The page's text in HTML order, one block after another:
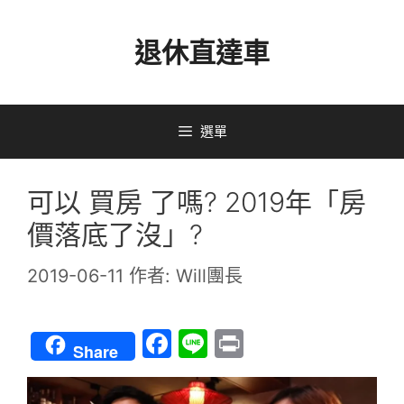
退休直達車
選單
可以 買房 了嗎? 2019年「房
價落底了沒」?
2019-06-11 作者: Will團長
Share
F
a
Li
n in